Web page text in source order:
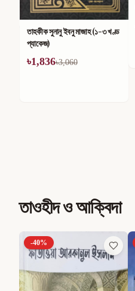
তাহকীক সুনানু ইবনু মাজাহ (১-৩ খণ্ড
প্যাকেজ)
৳1,836৳3,060
তাওহীদ ও আক্বিদা
-40%